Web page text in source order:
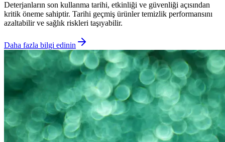
Deterjanların son kullanma tarihi, etkinliği ve güvenliği açısından
kritik öneme sahiptir. Tarihi geçmiş ürünler temizlik performansını
azaltabilir ve sağlık riskleri taşıyabilir.
Daha fazla bilgi edinin